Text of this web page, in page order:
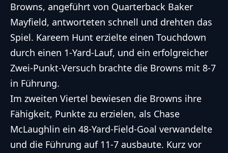
Browns, angeführt von Quarterback Baker
Mayfield, antworteten schnell und drehten das
Spiel. Kareem Hunt erzielte einen Touchdown
durch einen 1-Yard-Lauf, und ein erfolgreicher
Zwei-Punkt-Versuch brachte die Browns mit 8-7
in Führung.
Im zweiten Viertel bewiesen die Browns ihre
Fähigkeit, Punkte zu erzielen, als Chase
McLaughlin ein 48-Yard-Field-Goal verwandelte
und die Führung auf 11-7 ausbaute. Kurz vor